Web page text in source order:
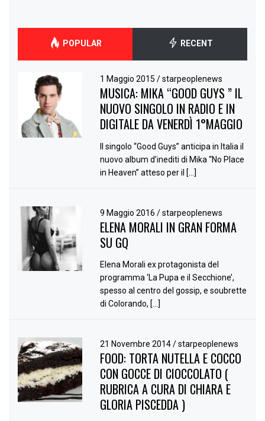
POPULAR RECENT
1 Maggio 2015/ starpeoplenews
MUSICA: MIKA “GOOD GUYS ” IL
NUOVO SINGOLO IN RADIO E IN
DIGITALE DA VENERDÌ 1°MAGGIO
Il singolo “Good Guys” anticipa in Italia il
nuovo album d’inediti di Mika “No Place
in Heaven” atteso per il […]
9 Maggio 2016/ starpeoplenews
ELENA MORALI IN GRAN FORMA
SU GQ
Elena Morali ex protagonista del
programma ‘La Pupa e il Secchione’,
spesso al centro del gossip, e soubrette
di Colorando, […]
21 Novembre 2014/ starpeoplenews
FOOD: TORTA NUTELLA E COCCO
CON GOCCE DI CIOCCOLATO (
RUBRICA A CURA DI CHIARA E
GLORIA PISCEDDA )